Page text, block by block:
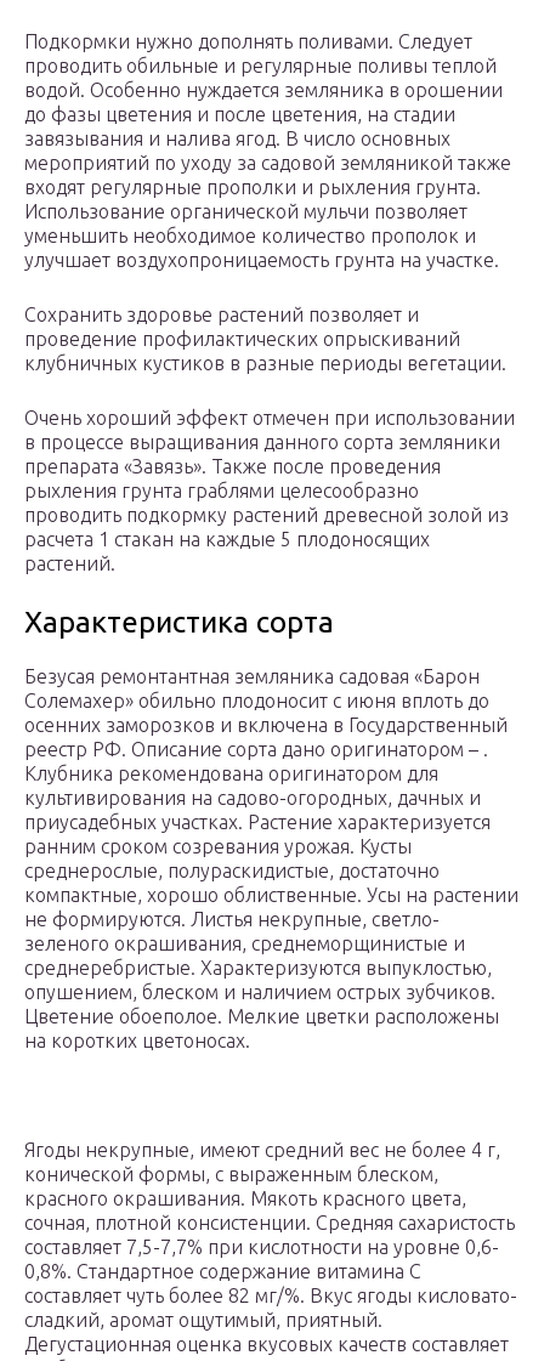
Подкормки нужно дополнять поливами. Следует
проводить обильные и регулярные поливы теплой
водой. Особенно нуждается земляника в орошении
до фазы цветения и после цветения, на стадии
завязывания и налива ягод. В число основных
мероприятий по уходу за садовой земляникой также
входят регулярные прополки и рыхления грунта.
Использование органической мульчи позволяет
уменьшить необходимое количество прополок и
улучшает воздухопроницаемость грунта на участке.
Сохранить здоровье растений позволяет и
проведение профилактических опрыскиваний
клубничных кустиков в разные периоды вегетации.
Очень хороший эффект отмечен при использовании
в процессе выращивания данного сорта земляники
препарата «Завязь». Также после проведения
рыхления грунта граблями целесообразно
проводить подкормку растений древесной золой из
расчета 1 стакан на каждые 5 плодоносящих
растений.
Характеристика сорта
Безусая ремонтантная земляника садовая «Барон
Солемахер» обильно плодоносит с июня вплоть до
осенних заморозков и включена в Государственный
реестр РФ. Описание сорта дано оригинатором – .
Клубника рекомендована оригинатором для
культивирования на садово-огородных, дачных и
приусадебных участках. Растение характеризуется
ранним сроком созревания урожая. Кусты
среднерослые, полураскидистые, достаточно
компактные, хорошо облиственные. Усы на растении
не формируются. Листья некрупные, светло-
зеленого окрашивания, среднеморщинистые и
среднеребристые. Характеризуются выпуклостью,
опушением, блеском и наличием острых зубчиков.
Цветение обоеполое. Мелкие цветки расположены
на коротких цветоносах.
Ягоды некрупные, имеют средний вес не более 4 г,
конической формы, с выраженным блеском,
красного окрашивания. Мякоть красного цвета,
сочная, плотной консистенции. Средняя сахаристость
составляет 7,5-7,7% при кислотности на уровне 0,6-
0,8%. Стандартное содержание витамина С
составляет чуть более 82 мг/%. Вкус ягоды кисловато-
сладкий, аромат ощутимый, приятный.
Дегустационная оценка вкусовых качеств составляет